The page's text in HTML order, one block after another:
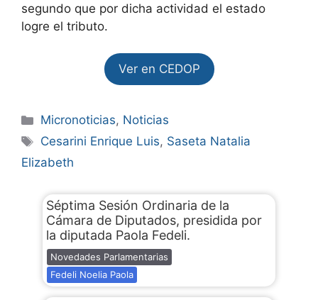
segundo que por dicha actividad el estado
logre el tributo.
Ver en CEDOP
Micronoticias, Noticias
Cesarini Enrique Luis, Saseta Natalia
Elizabeth
Séptima Sesión Ordinaria de la
Cámara de Diputados, presidida por
la diputada Paola Fedeli.
Novedades Parlamentarias
Fedeli Noelia Paola